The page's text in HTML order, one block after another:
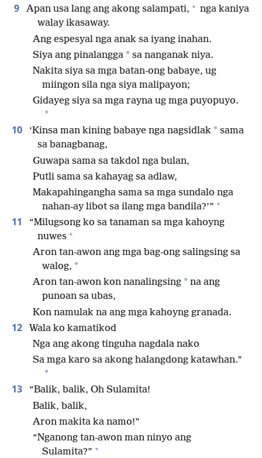
9 Apan usa lang ang akong salampati, + nga kaniya
walay ikasaway.
Ang espesyal nga anak sa iyang inahan.
Siya ang pinalangga * sa nanganak niya.
Nakita siya sa mga batan-ong babaye, ug
miingon sila nga siya malipayon;
Gidayeg siya sa mga rayna ug mga puyopuyo.
*
10 ‘Kinsa man kining babaye nga nagsidlak * sama
sa banagbanag,
Guwapa sama sa takdol nga bulan,
Putli sama sa kahayag sa adlaw,
Makapahingangha sama sa mga sundalo nga
nahan-ay libot sa ilang mga bandila?’” +
11
“Milugsong ko sa tanaman sa mga kahoyng
nuwes +
Aron tan-awon ang mga bag-ong salingsing sa
walog, *
Aron tan-awon kon nanalingsing * na ang
punoan sa ubas,
Kon namulak na ang mga kahoyng granada.
12
Wala ko kamatikod
Nga ang akong tinguha nagdala nako
Sa mga karo sa akong halangdong katawhan.”
*
13
“Balik, balik, Oh Sulamita!
Balik, balik,
Aron makita ka namo!”
“Nganong tan-awon man ninyo ang
Sulamita?” +